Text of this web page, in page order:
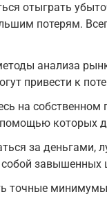
отыграть
потерям.
анализа
привести к
на
которых
за
собой завышенных
точные